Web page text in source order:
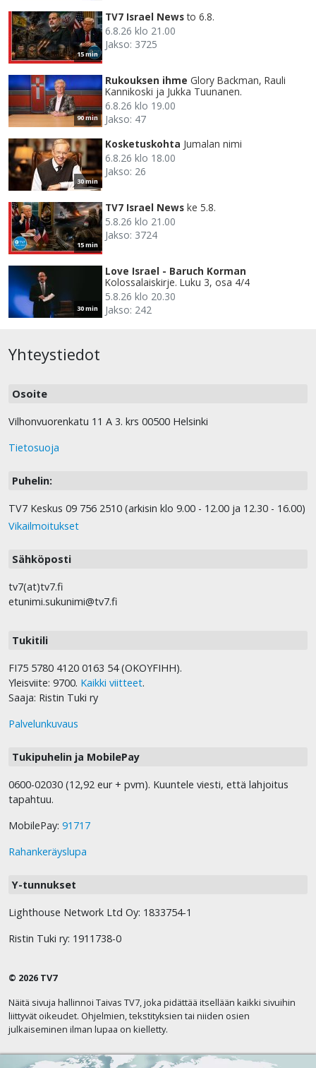
15 min
TV7 Israel News to 6.8.
6.8.26 klo 21.00
Jakso: 3725
90 min
Rukouksen ihme Glory Backman, Rauli
Kannikoski ja Jukka Tuunanen.
6.8.26 klo 19.00
Jakso: 47
30 min
Kosketuskohta Jumalan nimi
6.8.26 klo 18.00
Jakso: 26
15 min
TV7 Israel News ke 5.8.
5.8.26 klo 21.00
Jakso: 3724
30 min
Love Israel - Baruch Korman
Kolossalaiskirje. Luku 3, osa 4/4
5.8.26 klo 20.30
Jakso: 242
Yhteystiedot
Osoite
Vilhonvuorenkatu 11 A 3. krs 00500 Helsinki
Tietosuoja
Puhelin:
TV7 Keskus 09 756 2510 (arkisin klo 9.00 - 12.00 ja 12.30 - 16.00)
Vikailmoitukset
Sähköposti
tv7(at)tv7.fi
etunimi.sukunimi@tv7.fi
Tukitili
FI75 5780 4120 0163 54 (OKOYFIHH).
Yleisviite: 9700. Kaikki viitteet.
Saaja: Ristin Tuki ry
Palvelunkuvaus
Tukipuhelin ja MobilePay
0600-02030 (12,92 eur + pvm). Kuuntele viesti, että lahjoitus
tapahtuu.
MobilePay: 91717
Rahankeräyslupa
Y-tunnukset
Lighthouse Network Ltd Oy: 1833754-1
Ristin Tuki ry: 1911738-0
© 2026 TV7
Näitä sivuja hallinnoi Taivas TV7, joka pidättää itsellään kaikki sivuihin
liittyvät oikeudet. Ohjelmien, tekstityksien tai niiden osien
julkaiseminen ilman lupaa on kielletty.